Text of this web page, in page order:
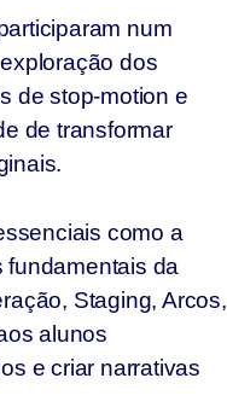
num
dos
de stop-motion e
de transformar
como a
fundamentais da
Staging, Arcos,
alunos
e criar narrativas